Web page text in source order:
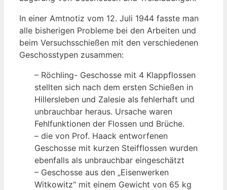
In einer Amtnotiz vom 12. Juli 1944 fasste man
alle bisherigen Probleme bei den Arbeiten und
beim Versuchsschießen mit den verschiedenen
Geschosstypen zusammen:
– Röchling- Geschosse mit 4 Klappflossen
stellten sich nach dem ersten Schießen in
Hillersleben und Zalesie als fehlerhaft und
unbrauchbar heraus. Ursache waren
Fehlfunktionen der Flossen und Brüche.
– die von Prof. Haack entworfenen
Geschosse mit kurzen Steifflossen wurden
ebenfalls als unbrauchbar eingeschätzt
– Geschosse aus den „Eisenwerken
Witkowitz“ mit einem Gewicht von 65 kg